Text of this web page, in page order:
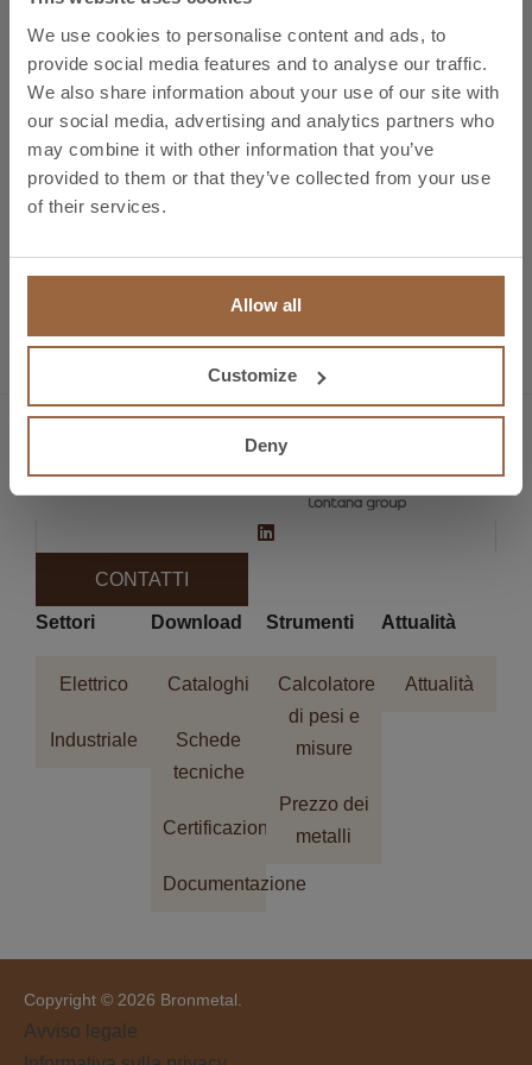
We use cookies to personalise content and ads, to
provide social media features and to analyse our traffic.
We also share information about your use of our site with
our social media, advertising and analytics partners who
may combine it with other information that you’ve
provided to them or that they’ve collected from your use
of their services.
Allow all
Customize
Deny
oltre 42.000 visitatori, con una consistente
partecipazione di professionisti, acquirenti e decisori
provenienti da diversi Paesi. Questo notevole afflusso
ha influito positivamente sullo stand di Bronmetal,
generando numerosi contatti e opportunità di affari di
alto livello.
AMPER 2017
CONTATTI
Settori
Elettrico
Industriale
Download
Cataloghi
Schede
tecniche
Certificazioni
Documentazione
Strumenti
Calcolatore
di pesi e
misure
Prezzo dei
metalli
Attualità
Attualità
Copyright © 2026 Bronmetal.
Avviso legale